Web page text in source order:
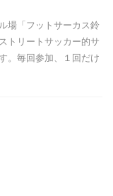
場「フットサーカス鈴
トリートサッカー的サ
。毎回参加、１回だけ